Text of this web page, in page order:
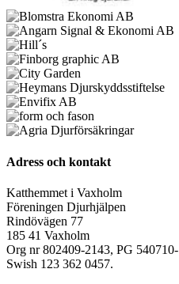
Adress och kontakt
Katthemmet i Vaxholm
Föreningen Djurhjälpen
Rindövägen 77
185 41 Vaxholm
Org nr 802409-2143, PG
Swish 123 362 0457.